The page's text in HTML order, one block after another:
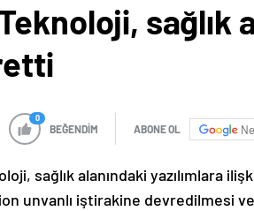
sağlık
0
BEĞENDİM ABONE OL
sağlık alanındaki yazılımlara
unvanlı iştirakine devredilmesi